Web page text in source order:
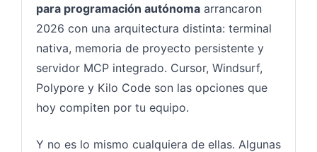
para programación autónoma arrancaron
2026 con una arquitectura distinta: terminal
nativa, memoria de proyecto persistente y
servidor MCP integrado. Cursor, Windsurf,
Polypore y Kilo Code son las opciones que
hoy compiten por tu equipo.
Y no es lo mismo cualquiera de ellas. Algunas